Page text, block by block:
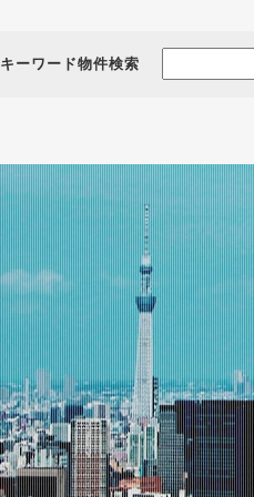
キーワード物件検索